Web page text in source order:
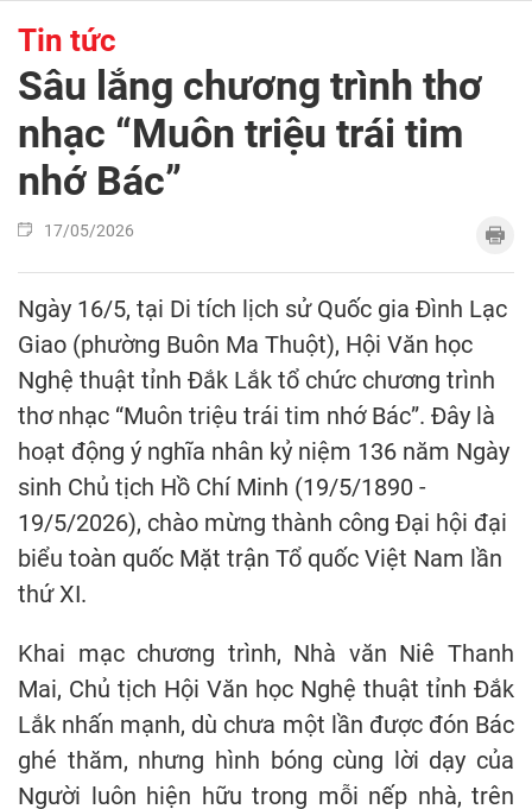
Tin tức
Sâu lắng chương trình thơ
nhạc “Muôn triệu trái tim
nhớ Bác”
17/05/2026
Ngày 16/5, tại Di tích lịch sử Quốc gia Đình Lạc
Giao (phường Buôn Ma Thuột), Hội Văn học
Nghệ thuật tỉnh Đắk Lắk tổ chức chương trình
thơ nhạc “Muôn triệu trái tim nhớ Bác”. Đây là
hoạt động ý nghĩa nhân kỷ niệm 136 năm Ngày
sinh Chủ tịch Hồ Chí Minh (19/5/1890 -
19/5/2026), chào mừng thành công Đại hội đại
biểu toàn quốc Mặt trận Tổ quốc Việt Nam lần
thứ XI.
Khai mạc chương trình, Nhà văn Niê Thanh
Mai, Chủ tịch Hội Văn học Nghệ thuật tỉnh Đắk
Lắk nhấn mạnh, dù chưa một lần được đón Bác
ghé thăm, nhưng hình bóng cùng lời dạy của
Người luôn hiện hữu trong mỗi nếp nhà, trên